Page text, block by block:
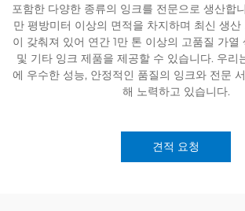
포함한 다양한 종류의 잉크를 전문으로 생산합
만 평방미터 이상의 면적을 차지하며 최신 생산
이 갖춰져 있어 연간 1만 톤 이상의 고품질 가열
및 기타 잉크 제품을 제공할 수 있습니다. 우리
에 우수한 성능, 안정적인 품질의 잉크와 전문
해 노력하고 있습니다.
견적 요청